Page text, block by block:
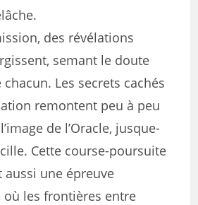
des révélations
semant le doute
chacun. Les secrets cachés
remontent peu à peu
de l’Oracle, jusque-
Cette course-poursuite
aussi une épreuve
où les frontières entre